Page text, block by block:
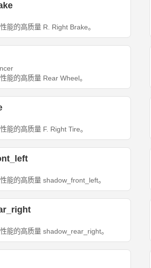
能的高质量 R. Right Brake。
能的高质量 Rear Wheel。
能的高质量 F. Right Tire。
能的高质量 shadow_front_left。
能的高质量 shadow_rear_right。